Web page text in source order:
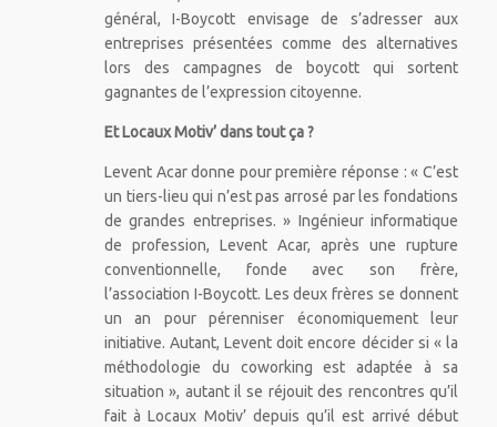
général, I-Boycott envisage de s’adresser aux
entreprises présentées comme des alternatives
lors des campagnes de boycott qui sortent
gagnantes de l’expression citoyenne.
Et Locaux Motiv’ dans tout ça ?
Levent Acar donne pour première réponse : « C’est
un tiers-lieu qui n’est pas arrosé par les fondations
de grandes entreprises. » Ingénieur informatique
de profession, Levent Acar, après une rupture
conventionnelle, fonde avec son frère,
l’association I-Boycott. Les deux frères se donnent
un an pour pérenniser économiquement leur
initiative. Autant, Levent doit encore décider si « la
méthodologie du coworking est adaptée à sa
situation », autant il se réjouit des rencontres qu’il
fait à Locaux Motiv’ depuis qu’il est arrivé début